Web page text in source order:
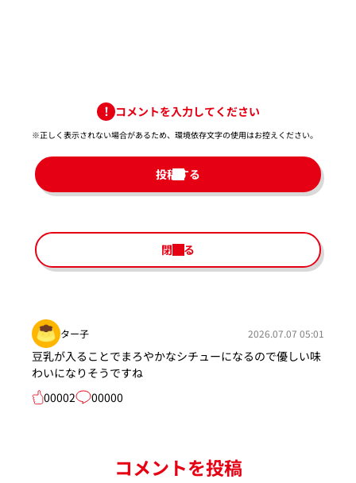
コメントを入力してください
※正しく表示されない場合があるため、環境依存文字の使用はお控えください。​
投稿する
閉じる
ター子 2026.07.07 05:01
豆乳が入ることでまろやかなシチューになるので優しい味
わいになりそうですね
00002
00000
コメントを投稿